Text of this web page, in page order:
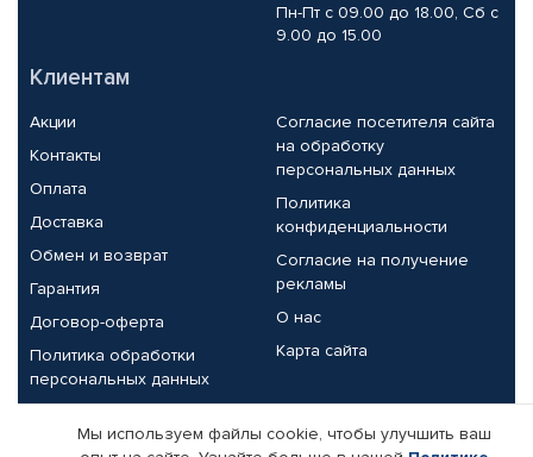
Пн-Пт с 09.00 до 18.00, Сб с
9.00 до 15.00
Клиентам
Акции
Контакты
Оплата
Доставка
Обмен и возврат
Гарантия
Договор-оферта
Политика обработки
персональных данных
Согласие посетителя сайта
на обработку
персональных данных
Политика
конфиденциальности
Согласие на получение
рекламы
О нас
Карта сайта
Партнерам
Мы используем файлы cookie, чтобы улучшить ваш